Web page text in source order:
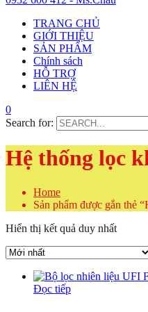
TRANG CHỦ
GIỚI THIỆU
SẢN PHẨM
Chính sách
HỖ TRỢ
LIÊN HỆ
0
Search for:
Hệ thống lọc
Home
Sản phẩm được gắn thẻ
Hiển thị kết quả duy nhất
Đọc tiếp